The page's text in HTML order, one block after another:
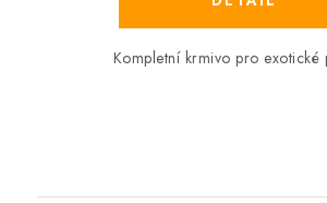
Kompletní krmivo pro exotické